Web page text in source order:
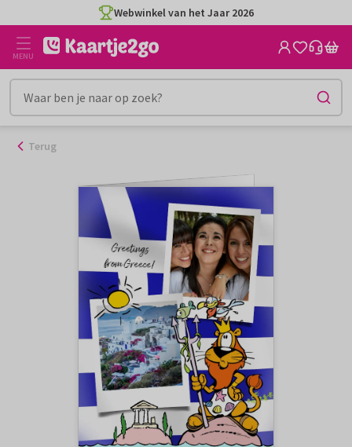
naar
inhoud
Webwinkel van het Jaar 2026
MENU
Terug